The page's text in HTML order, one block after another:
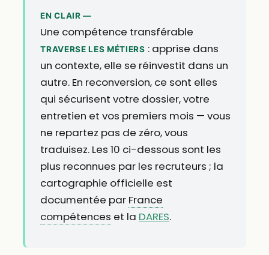
EN CLAIR —
Une compétence transférable
TRAVERSE LES MÉTIERS : apprise dans
un contexte, elle se réinvestit dans un
autre. En reconversion, ce sont elles
qui sécurisent votre dossier, votre
entretien et vos premiers mois — vous
ne repartez pas de zéro, vous
traduisez. Les 10 ci-dessous sont les
plus reconnues par les recruteurs ; la
cartographie officielle est
documentée par France
compétences et la DARES.